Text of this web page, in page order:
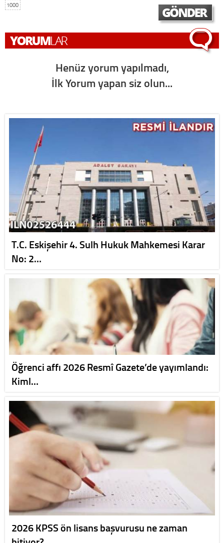
1000
Henüz yorum yapılmadı,
İlk Yorum yapan siz olun...
T.C. Eskişehir 4. Sulh Hukuk Mahkemesi Karar
No: 2…
Öğrenci affı 2026 Resmî Gazete’de yayımlandı:
Kiml…
2026 KPSS ön lisans başvurusu ne zaman